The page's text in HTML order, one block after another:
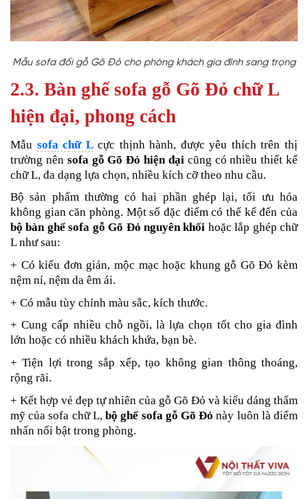
Mẫu sofa đối gỗ Gõ Đỏ cho phòng khách gia đình sang trọng
2.3. Bàn ghế sofa gỗ Gõ Đỏ chữ L
hiện đại, phong cách
Mẫu sofa chữ Lcực thịnh hành, được yêu thích trên thị
trường nên sofa gỗ Gõ Đỏ hiện đại cũng có nhiều thiết kế
chữ L, đa dạng lựa chọn, nhiều kích cỡ theo nhu cầu.
Bộ sản phẩm thường có hai phần ghép lại, tối ưu hóa
không gian căn phòng. Một số đặc điểm có thể kể đến của
bộ bàn ghế sofa gỗ Gõ Đỏ nguyên khối hoặc lắp ghép chữ
L như sau:
+ Có kiểu đơn giản, mộc mạc hoặc khung gỗ Gõ Đỏ kèm
nệm nỉ, nệm da êm ái.
+ Có mẫu tùy chỉnh màu sắc, kích thước.
+ Cung cấp nhiều chỗ ngồi, là lựa chọn tốt cho gia đình
lớn hoặc có nhiều khách khứa, bạn bè.
+ Tiện lợi trong sắp xếp, tạo không gian thông thoáng,
rộng rãi.
+ Kết hợp vẻ đẹp tự nhiên của gỗ Gõ Đỏ và kiểu dáng thẩm
mỹ của sofa chữ L,bộ ghế sofa gỗ Gõ Đỏnày luôn là điểm
nhấn nổi bật trong phòng.